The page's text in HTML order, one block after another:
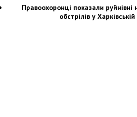
Правоохоронці показали руйнівні
обстрілів у